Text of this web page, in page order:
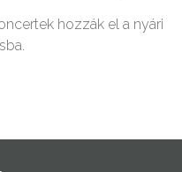
hozzák el a nyári